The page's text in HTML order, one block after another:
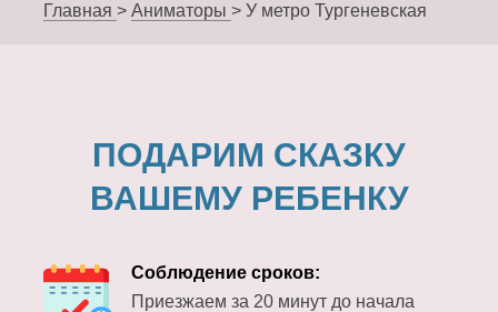
Главная > Аниматоры > У метро Тургеневская
ПОДАРИМ СКАЗКУ
ВАШЕМУ РЕБЕНКУ
Соблюдение сроков:
Приезжаем за 20 минут до начала